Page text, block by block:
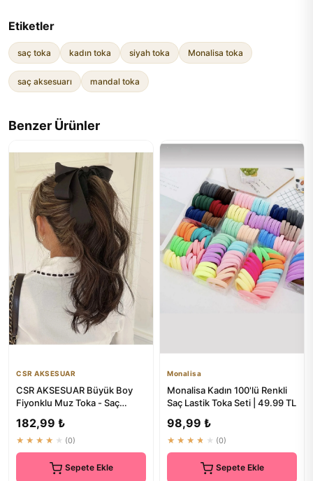
Etiketler
saç toka kadın toka siyah toka Monalisa toka
saç aksesuarı mandal toka
Benzer Ürünler
CSR AKSESUAR
CSR AKSESUAR Büyük Boy
Fiyonklu Muz Toka - Saç
182,99 ₺
★★★★★ (0)
Sepete Ekle
Monalisa
Monalisa Kadın 100'lü Renkli
Saç Lastik Toka Seti | 49.99 TL
98,99 ₺
★★★★★ (0)
Sepete Ekle